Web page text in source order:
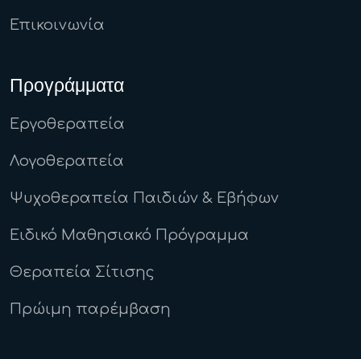
Επικοινωνία
Προγράμματα
Εργοθεραπεία
Λογοθεραπεία
Ψυχοθεραπεία Παιδιών & Εβήφων
Ειδικό Μαθησιακό Πρόγραμμα
Θεραπεία Σίτισης
Πρώιμη παρέμβαση